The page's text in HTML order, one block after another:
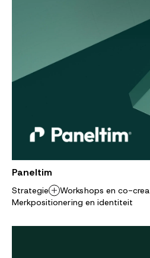
Paneltim
Strategie
Workshops en co-
Merkpositionering en identiteit